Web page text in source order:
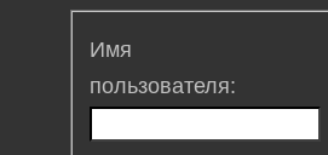
Имя
пользователя: